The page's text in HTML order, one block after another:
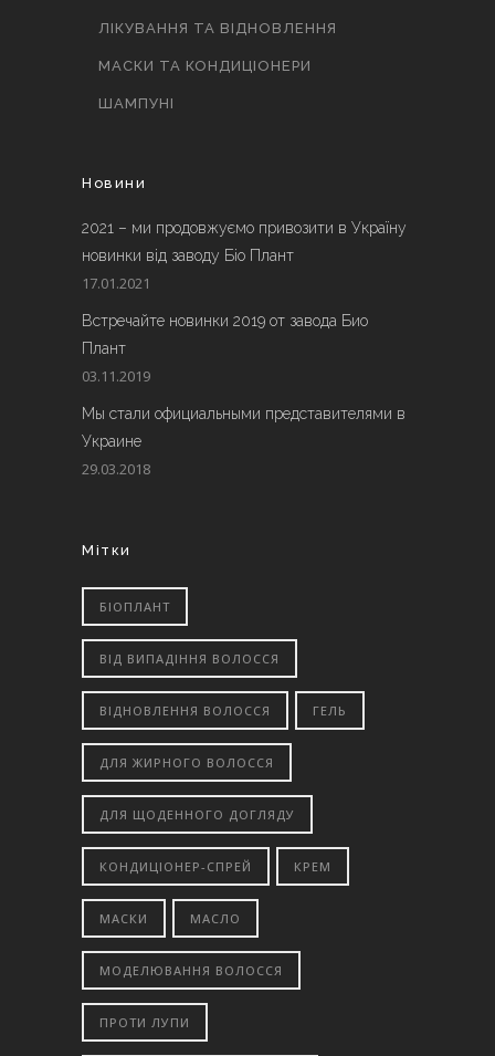
ЛІКУВАННЯ ТА ВІДНОВЛЕННЯ
МАСКИ ТА КОНДИЦІОНЕРИ
ШАМПУНІ
Новини
2021 – ми продовжуємо привозити в Україну
новинки від заводу Біо Плант
17.01.2021
Встречайте новинки 2019 от завода Био
Плант
03.11.2019
Мы стали официальными представителями в
Украине
29.03.2018
Мітки
БІОПЛАНТ
ВІД ВИПАДІННЯ ВОЛОССЯ
ВІДНОВЛЕННЯ ВОЛОССЯ ГЕЛЬ
ДЛЯ ЖИРНОГО ВОЛОССЯ
ДЛЯ ЩОДЕННОГО ДОГЛЯДУ
КОНДИЦІОНЕР-СПРЕЙ КРЕМ
МАСКИ МАСЛО
МОДЕЛЮВАННЯ ВОЛОССЯ
ПРОТИ ЛУПИ